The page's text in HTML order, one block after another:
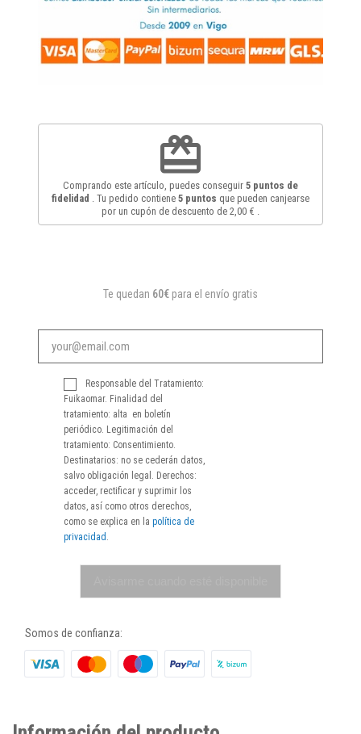
redeem
Comprando este artículo, puedes conseguir 5 puntos de
fidelidad
. Tu pedido contiene 5 puntos que pueden canjearse
por un cupón de descuento de 2,00 €
Te quedan 60€ para el envío gratis
Responsable del Tratamiento:
Fuikaomar. Finalidad del
tratamiento: alta en boletín
periódico. Legitimación del
tratamiento: Consentimiento.
Destinatarios: no se cederán datos,
salvo obligación legal. Derechos:
acceder, rectificar y suprimir los
datos, así como otros derechos,
como se explica en la política de
privacidad .
Somos de confianza: